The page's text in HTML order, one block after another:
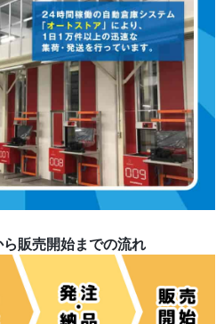
販売開始までの流れ